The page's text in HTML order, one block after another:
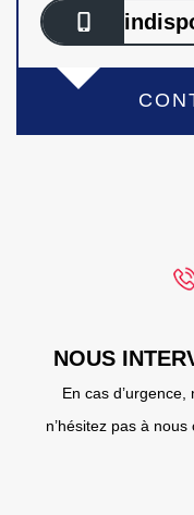
NOUS
En cas d’urgence,
n’hésitez pas à